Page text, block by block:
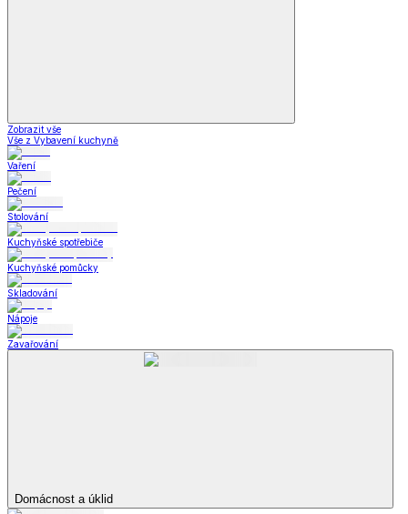
Zobrazit vše
Vše z Vybavení kuchyně
Vaření
Pečení
Stolování
Kuchyňské spotřebiče
Kuchyňské pomůcky
Skladování
Nápoje
Zavařování
Domácnost a úklid